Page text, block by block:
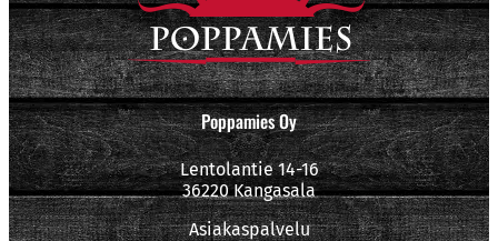
Poppamies Oy
Lentolantie 14-16
36220 Kangasala
Asiakaspalvelu